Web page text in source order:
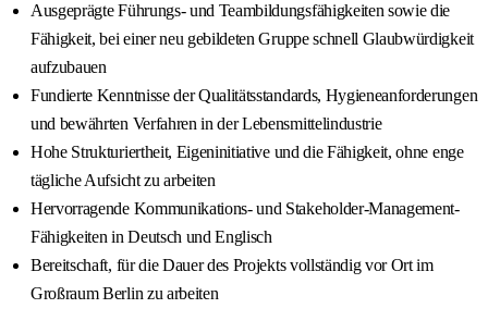
Ausgeprägte Führungs- und Teambildungsfähigkeiten sowie die
Fähigkeit, bei einer neu gebildeten Gruppe schnell Glaubwürdigkeit
aufzubauen
Fundierte Kenntnisse der Qualitätsstandards, Hygieneanforderungen
und bewährten Verfahren in der Lebensmittelindustrie
Hohe Strukturiertheit, Eigeninitiative und die Fähigkeit, ohne enge
tägliche Aufsicht zu arbeiten
Hervorragende Kommunikations- und Stakeholder-Management-
Fähigkeiten in Deutsch und Englisch
Bereitschaft, für die Dauer des Projekts vollständig vor Ort im
Großraum Berlin zu arbeiten